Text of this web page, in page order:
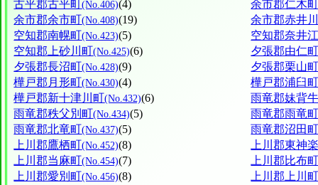
古平郡古平町(No.406)(4)
余市郡仁木
余市郡余市町(No.408)(19)
余市郡赤井
空知郡南幌町(No.423)(5)
空知郡奈井
空知郡上砂川町(No.425)(6)
夕張郡由仁
夕張郡長沼町(No.428)(9)
夕張郡栗山
樺戸郡月形町(No.430)(4)
樺戸郡浦臼
樺戸郡新十津川町(No.432)(6)
雨竜郡妹背
雨竜郡秩父別町(No.434)(5)
雨竜郡雨竜
雨竜郡北竜町(No.437)(5)
雨竜郡沼田
上川郡鷹栖町(No.452)(8)
上川郡東神
上川郡当麻町(No.454)(7)
上川郡比布
上川郡愛別町(No.456)(8)
上川郡上川